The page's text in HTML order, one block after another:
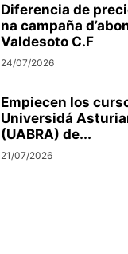
Diferencia de
na campaña
Valdesoto C.F
24/07/2026
Empiecen los
Universidá
(UABRA) de...
21/07/2026